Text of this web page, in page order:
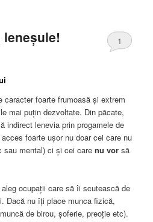
leneșule! 1
caracter foarte frumoasă și extrem
mai puțin dezvoltate. Din păcate,
indirect lenevia prin progamele de
foarte ușor nu doar cei care nu
sau mental) ci și cei carenu vor să
ocupații care să îi scutească de
Dacă nu îți place munca fizică,
de birou, șoferie, preoție etc).